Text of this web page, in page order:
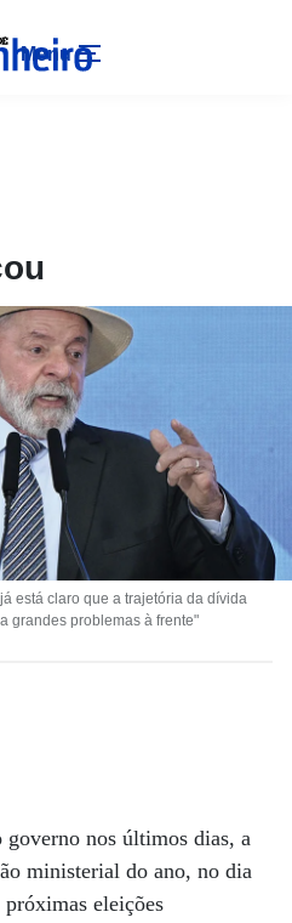
Menu
está claro que a trajetória da dívida
grandes problemas à frente"
governo nos últimos dias, a
ministerial do ano, no dia
eleições